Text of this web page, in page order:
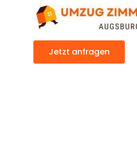
Jetzt anfragen